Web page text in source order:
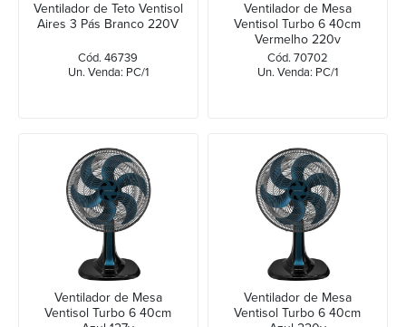
Ventilador de Teto Ventisol
Aires 3 Pás Branco 220V
Cód. 46739
Un. Venda: PC/1
Ventilador de Mesa
Ventisol Turbo 6 40cm
Vermelho 220v
Cód. 70702
Un. Venda: PC/1
Ventilador de Mesa
Ventisol Turbo 6 40cm
Ventilador de Mesa
Ventisol Turbo 6 40cm